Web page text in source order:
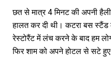
छत से मात्र 4 मिनट की अपनी
हालत कर दी थी। कटरा बस स्टैंड
रेस्टोरैंट में लंच करने के बाद हम
फिर शाम को अपने होटल से सटे